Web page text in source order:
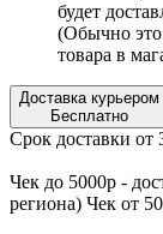
будет
(Обычно
товара в
Доставка курьером
Бесплатно
Срок доставки от
Чек до 5000р -
региона) Чек от